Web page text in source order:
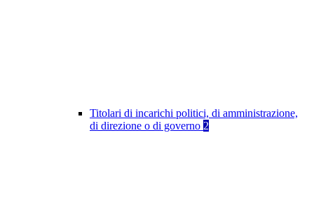
Titolari di incarichi politici, di amministrazione,
di direzione o di governo 2